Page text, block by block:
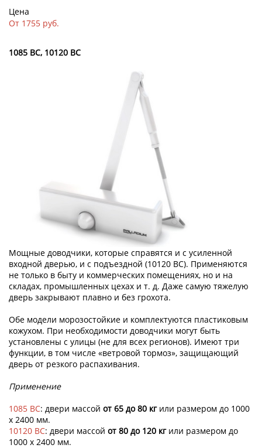
Цена
От 1755 руб.
1085 BC, 10120 BC
Мощные доводчики, которые справятся и с усиленной
входной дверью, и с подъездной (10120 BC). Применяются
не только в быту и коммерческих помещениях, но и на
складах, промышленных цехах и т. д. Даже самую тяжелую
дверь закрывают плавно и без грохота.
Обе модели морозостойкие и комплектуются пластиковым
кожухом. При необходимости доводчики могут быть
установлены с улицы (не для всех регионов). Имеют три
функции, в том числе «ветровой тормоз», защищающий
дверь от резкого распахивания.
Применение
1085 BC: двери массой от 65 до 80 кгили размером до 1000
x 2400 мм.
10120 BC: двери массой от 80 до 120 кгили размером до
1000 x 2400 мм.